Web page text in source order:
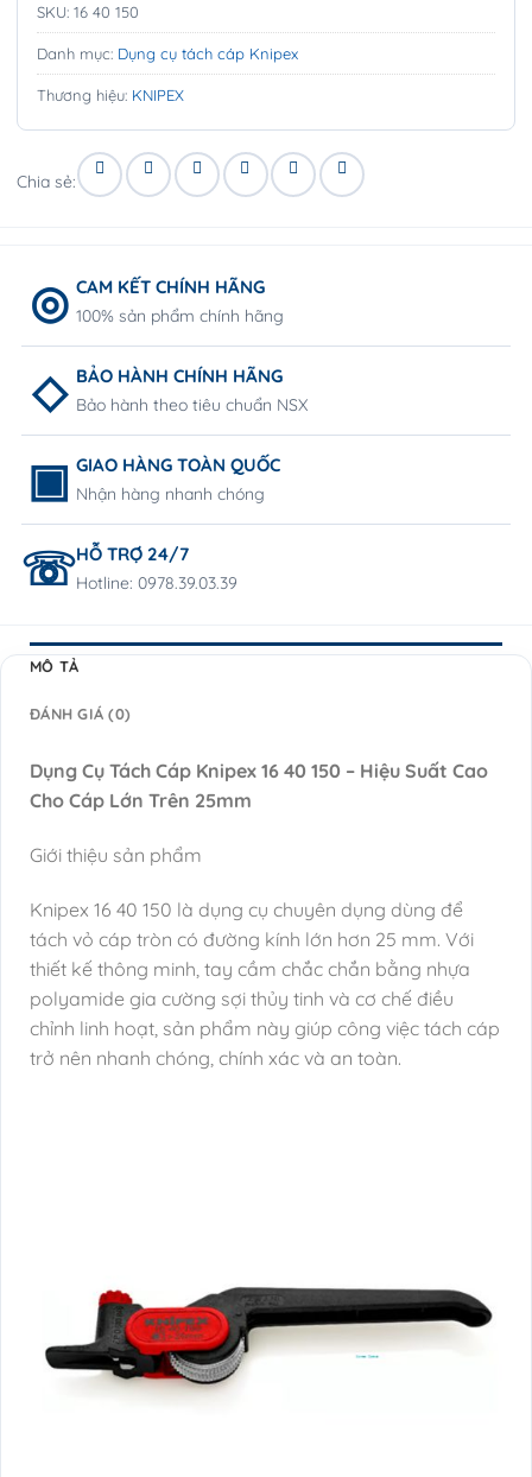
SKU: 16 40 150
Danh mục: Dụng cụ tách cáp Knipex
Thương hiệu: KNIPEX
Chia sẻ:
CAM KẾT CHÍNH HÃNG
100% sản phẩm chính hãng
BẢO HÀNH CHÍNH HÃNG
Bảo hành theo tiêu chuẩn NSX
GIAO HÀNG TOÀN QUỐC
Nhận hàng nhanh chóng
HỖ TRỢ 24/7
Hotline: 0978.39.03.39
MÔ TẢ
ĐÁNH GIÁ (0)
Dụng Cụ Tách Cáp Knipex 16 40 150 – Hiệu Suất Cao
Cho Cáp Lớn Trên 25mm
Giới thiệu sản phẩm
Knipex 16 40 150 là dụng cụ chuyên dụng dùng để
tách vỏ cáp tròn có đường kính lớn hơn 25 mm. Với
thiết kế thông minh, tay cầm chắc chắn bằng nhựa
polyamide gia cường sợi thủy tinh và cơ chế điều
chỉnh linh hoạt, sản phẩm này giúp công việc tách cáp
trở nên nhanh chóng, chính xác và an toàn.